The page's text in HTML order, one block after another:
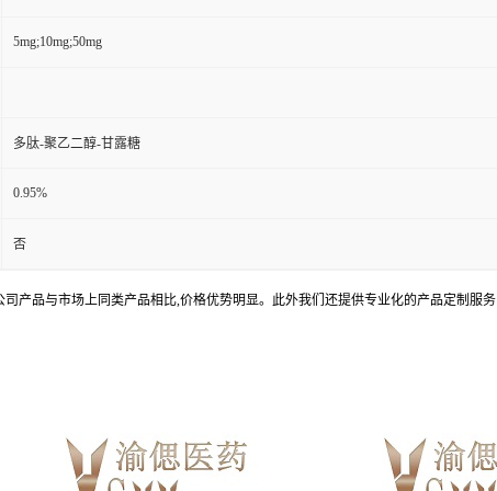
5mg;10mg;50mg
多肽-聚乙二醇-甘露糖
0.95%
否
产品与市场上同类产品相比,价格优势明显。此外我们还提供专业化的产品定制服务